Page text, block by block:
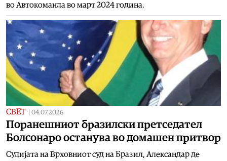
во Автокоманда во март 2024 година.
СВЕТ 04.07.2026
Поранешниот бразилски претседател
Болсонаро останува во домашен притвор
Судијата на Врховниот суд на Бразил, Александар де